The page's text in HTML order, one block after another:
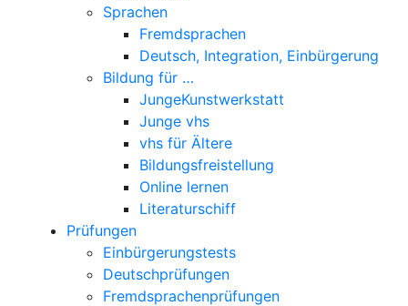
Sprachen
Fremdsprachen
Deutsch, Integration, Einbürgerung
Bildung für …
JungeKunstwerkstatt
Junge vhs
vhs für Ältere
Bildungsfreistellung
Online lernen
Literaturschiff
Prüfungen
Einbürgerungstests
Deutschprüfungen
Fremdsprachenprüfungen